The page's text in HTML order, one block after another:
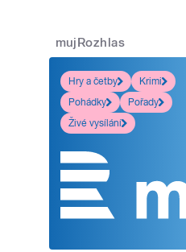
mujRozhlas
Hry a četby
Krimi
Pohádky
Pořady
Živé vysílání